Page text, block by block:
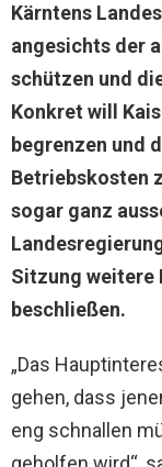
Kärntens
angesichts der
schützen und
Konkret will
begrenzen und
Betriebskosten
sogar ganz
Sitzung weitere
beschließen.
„Das
gehen, dass
eng schnallen